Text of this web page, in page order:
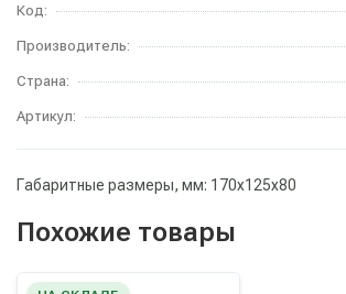
Код:
Производитель:
Страна:
Артикул:
Габаритные размеры, мм: 170х125х80
Похожие товары